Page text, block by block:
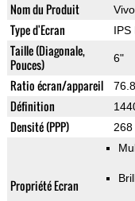
Nom du Produit
Type d'Ecran IPS
Taille (Diagonale,
Pouces)
6"
Ratio écran/appareil
Définition
Densité (PPP) 268
Propriété Ecran